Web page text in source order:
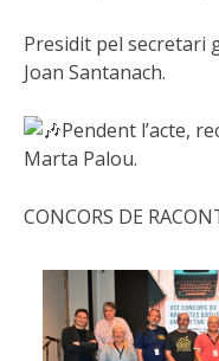
Presidit pel secretari
Joan Santanach.
Pendent l’acte,
Marta Palou.
CONCORS DE